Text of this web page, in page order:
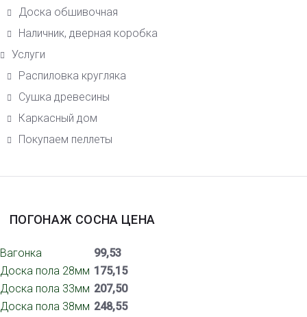
Доска обшивочная
Наличник, дверная коробка
Услуги
Распиловка кругляка
Сушка древесины
Каркасный дом
Покупаем пеллеты
ПОГОНАЖ СОСНА ЦЕНА
Вагонка
99,53
Доска пола 28мм 175,15
Доска пола 33мм 207,50
Доска пола 38мм 248,55